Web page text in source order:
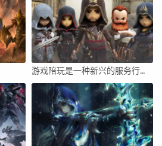
游戏陪玩是一种新兴的服务行业，随着网络游戏的普及和玩家需求的多样化，越来越多的人开始选择寻找游戏陪玩来满足自己的游戏需求。作为一名游戏陪玩，不仅需要具备一定的游戏技能和经验，还需要具备良好的沟通能力和服务态度。下面将从多个方面探讨如何成为一名优秀的游戏陪玩。